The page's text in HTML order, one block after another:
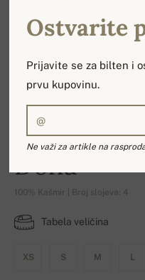
Doha
100% Kašmir | Broj slojeva: 4
Tabela veličina
XS S M L
Ostvarite
Prijavite se za bilten i
prvu kupovinu.
Ne važi za artikle na